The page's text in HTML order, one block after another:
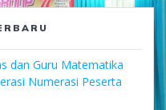
dan Guru Matematika
Numerasi Peserta